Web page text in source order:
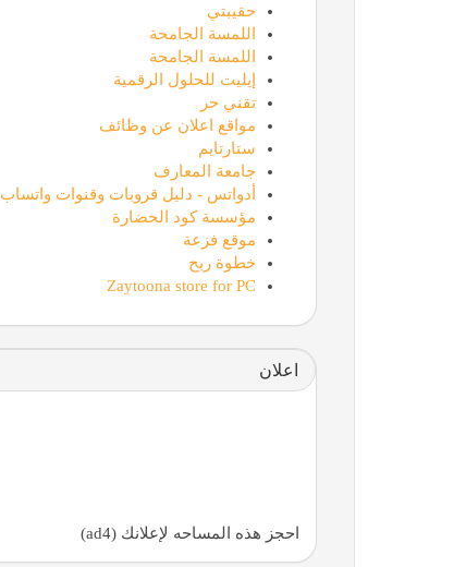
حقيبتي
اللمسة الجامحة
اللمسة الجامحة
إيليت للحلول الرقمية
تقني حر
مواقع اعلان عن وظائف
ستارتايم
جامعة المعارف
أدواتس - دليل قروبات وقنوات واتساب
مؤسسة كود الحضارة
موقع فزعة
خطوة ربح
Zaytoona store for PC
اعلان
احجز هذه المساحه لإعلانك (ad4)